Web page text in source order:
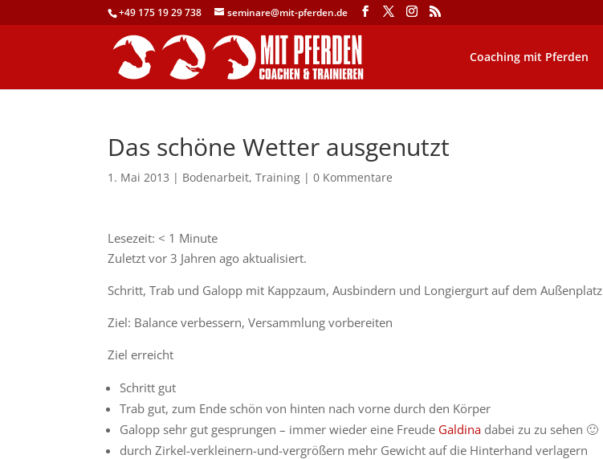
+49 175 19 29 738 seminare@mit-pferden.de
Coaching mit Pferden
Das schöne Wetter ausgenutzt
1. Mai 2013 | Bodenarbeit,Training |0 Kommentare
Lesezeit:< 1 Minute
Zuletzt vor 3 Jahren ago aktualisiert.
Schritt, Trab und Galopp mit Kappzaum, Ausbindern und Longiergurt auf dem Außenplatz
Ziel: Balance verbessern, Versammlung vorbereiten
Ziel erreicht
Schritt gut
Trab gut, zum Ende schön von hinten nach vorne durch den Körper
Galopp sehr gut gesprungen – immer wieder eine Freude Galdina dabei zu zu sehen 🙂
durch Zirkel-verkleinern-und-vergrößern mehr Gewicht auf die Hinterhand verlagern